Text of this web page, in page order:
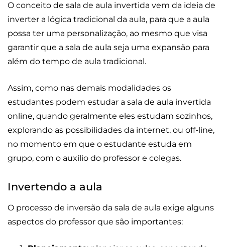
O conceito de sala de aula invertida vem da ideia de
inverter a lógica tradicional da aula, para que a aula
possa ter uma personalização, ao mesmo que visa
garantir que a sala de aula seja uma expansão para
além do tempo de aula tradicional.
Assim, como nas demais modalidades os
estudantes podem estudar a sala de aula invertida
online, quando geralmente eles estudam sozinhos,
explorando as possibilidades da internet, ou off-line,
no momento em que o estudante estuda em
grupo, com o auxílio do professor e colegas.
Invertendo a aula
O processo de inversão da sala de aula exige alguns
aspectos do professor que são importantes: